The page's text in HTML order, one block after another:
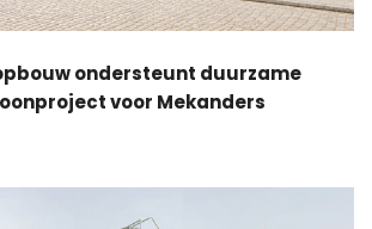
ondersteunt duurzame
voor Mekanders